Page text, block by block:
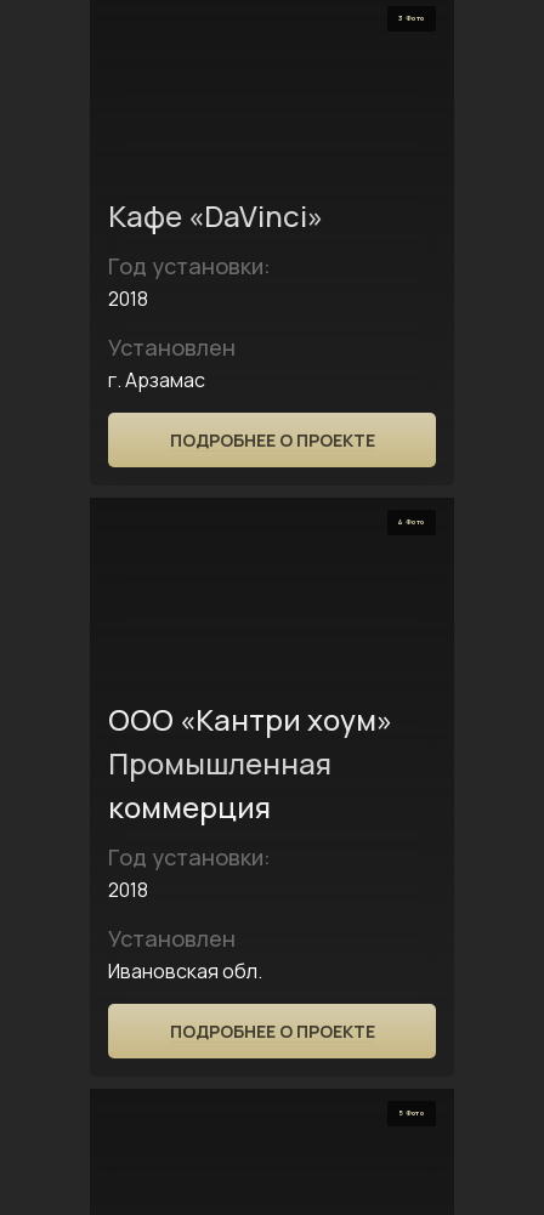
3 Фото
Кафе «DaVinci»
Год установки:
2018
Установлен
г. Арзамас
ПОДРОБНЕЕ О ПРОЕКТЕ
4 Фото
ООО «Кантри хоум»
Промышленная
коммерция
Год установки:
2018
Установлен
Ивановская обл.
ПОДРОБНЕЕ О ПРОЕКТЕ
5 Фото